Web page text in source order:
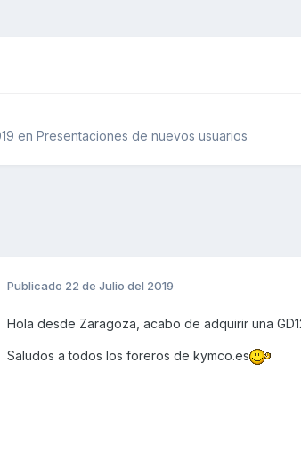
en Presentaciones de nuevos usuarios
Publicado 22 de Julio del 2019
Hola desde Zaragoza, acabo de adquirir una
Saludos a todos los foreros de kymco.es